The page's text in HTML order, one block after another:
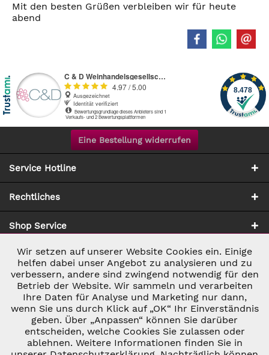
Mit den besten Grüßen verbleiben wir für heute
abend
Eine Bestellung widerrufen
Service Hotline
Rechtliches
Shop Service
Zahlung & Versand
* ALLE PREISE INKL. GESETZL. UMSATZSTEUER ZZGL.
VERSANDKOSTEN UND GGF. NACHNAHMEGEBÜHREN, WENN NICHT
Notwendig Aktiv
Marketing Inaktiv
Tracking Inaktiv
Wir setzen auf unserer Website Cookies ein. Einige
helfen dabei unser Angebot zu analysieren und zu
verbessern, andere sind zwingend notwendig für den
Betrieb der Website. Wir sammeln und verarbeiten
Ihre Daten für Analyse und Marketing nur dann,
wenn Sie uns durch Klick auf „OK“ Ihr Einverständnis
geben. Über „Anpassen“ können Sie darüber
entscheiden, welche Cookies Sie zulassen oder
ablehnen. Weitere Informationen finden Sie in